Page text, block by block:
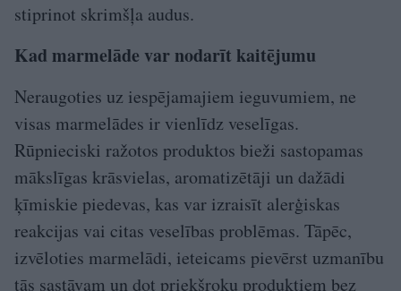
stiprinot skrimšļa audus.
Kad marmelāde var nodarīt kaitējumu
Neraugoties uz iespējamajiem ieguvumiem, ne
visas marmelādes ir vienlīdz veselīgas.
Rūpnieciski ražotos produktos bieži sastopamas
mākslīgas krāsvielas, aromatizētāji un dažādi
ķīmiskie piedevas, kas var izraisīt alerģiskas
reakcijas vai citas veselības problēmas. Tāpēc,
izvēloties marmelādi, ieteicams pievērst uzmanību
tās sastāvam un dot priekšroku produktiem bez